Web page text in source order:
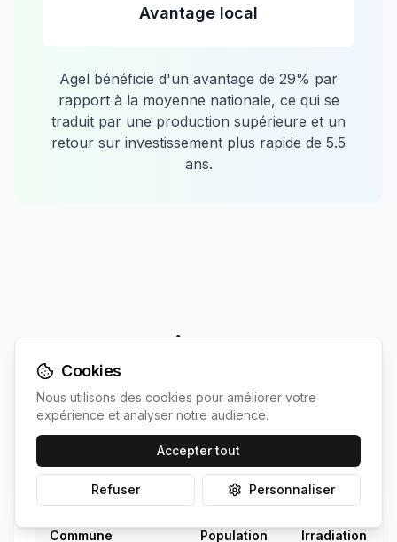
Avantage local
Agel bénéficie d'un avantage de 29% par
rapport à la moyenne nationale, ce qui se
traduit par une production supérieure et un
retour sur investissement plus rapide de 5.5
ans.
Comparaison avec les
communes les plus proches
Découvrez commentAgelse positionne
par rapport à ses voisines
Commune Population Irradiation
Cookies
Nous utilisons des cookies pour améliorer votre
expérience et analyser notre audience.
Accepter tout
Refuser Personnaliser